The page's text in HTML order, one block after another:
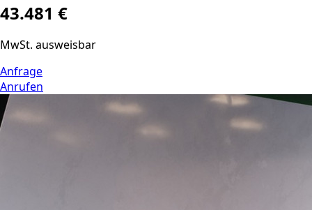
43.481 €
MwSt. ausweisbar
Anfrage
Anrufen